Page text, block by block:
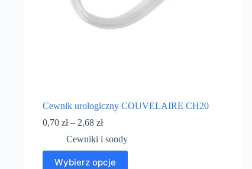
Cewnik urologiczny COUVELAIRE CH20
0,70 zł – 2,68 zł
Cewniki i sondy
Wybierz opcje